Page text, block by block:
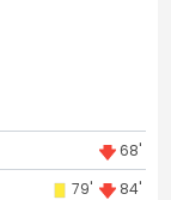
68'
79' 84'